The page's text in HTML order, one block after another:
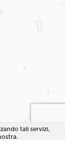
tali servizi,